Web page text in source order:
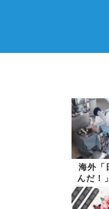
海外「
んだ！